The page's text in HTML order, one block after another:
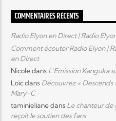
COMMENTAIRES RÉCENTS
Radio Elyon en Direct | Radio
Comment écouter Radio Elyon |
en Direct
Nicoledans L’Emission Kanguka
Loïcdans Découvrez « Descends
Mary-C
taminielianedans Le chanteur de
reçoit le soutien des fans